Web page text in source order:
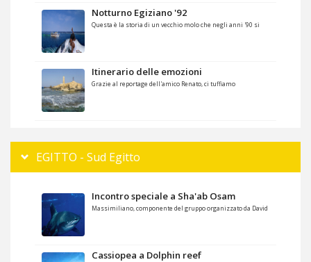
Notturno Egiziano '92
Questa è la storia di un vecchio molo che negli anni '90 si
Itinerario delle emozioni
Grazie al reportage dell'amico Renato, ci tuffiamo
EGITTO - Sud Egitto
Incontro speciale a Sha'ab Osam
Massimiliano, componente del gruppo organizzato da David
Cassiopea a Dolphin reef